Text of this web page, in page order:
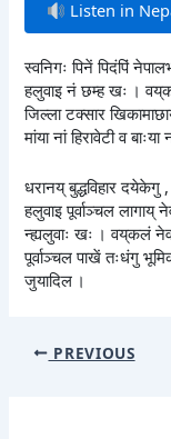
Listen in
स्वनिगः पिनें पिदंपिं
हलुवाइ नं छम्ह खः ।
जिल्ला टक्सार
मांया नां हिरावेटी व
धरानय् बुद्धविहार दयेकेगु ,
हलुवाइ पूर्वाञ्चल
न्ह्यलुवाः खः । वय्‌कलं
पूर्वाञ्चल पाखें तःधंगु
जुयादिल ।
PREVIOUS